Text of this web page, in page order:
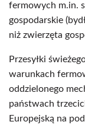
fermowych m.in.
gospodarskie
niż zwierzęta
Przesyłki
warunkach
oddzielonego
państwach
Europejską na